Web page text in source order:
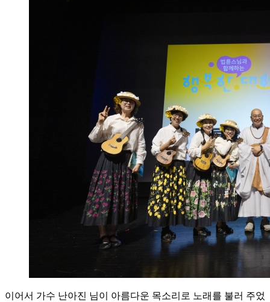
이어서 가수 난아진 님이 아름다운 목소리로 노래를 불러 주었